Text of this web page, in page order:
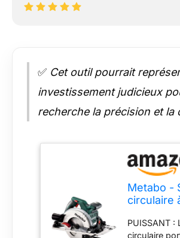
✅ Cet outil pourrait
investissement judicieux
recherche la précision et la
Metabo -
circulaire
PUISSANT :
circulaire